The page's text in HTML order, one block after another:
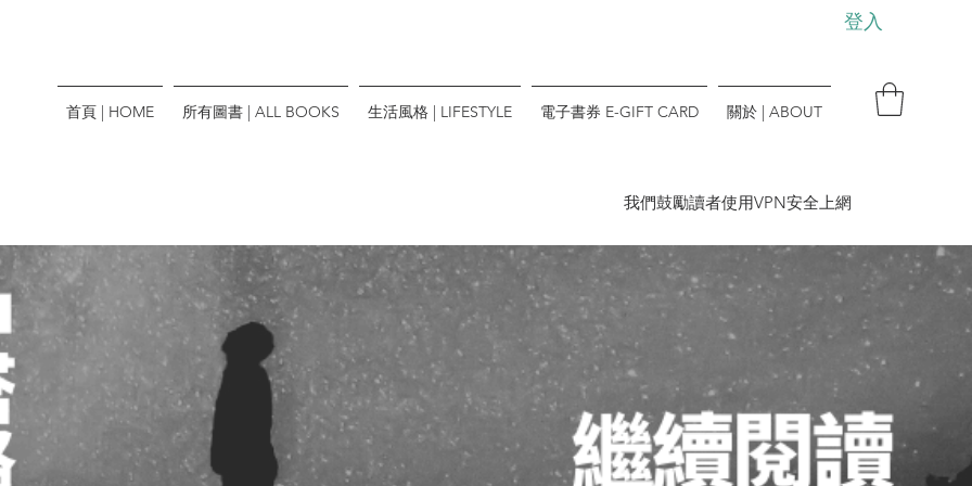
登入
首頁 | HOME 所有圖書 | ALL BOOKS 生活風格 | LIFESTYLE 電子書券 E-GIFT CARD 關於 | ABOUT
​我們鼓勵讀者使用VPN安全上網